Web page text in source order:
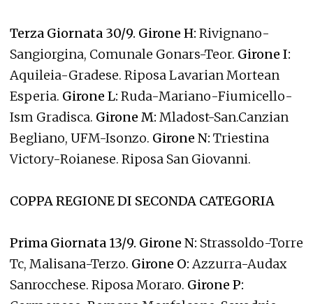
Terza Giornata 30/9. Girone H: Rivignano-
Sangiorgina, Comunale Gonars-Teor. Girone I:
Aquileia-Gradese. Riposa Lavarian Mortean
Esperia. Girone L: Ruda-Mariano-Fiumicello-
Ism Gradisca. Girone M: Mladost-San.Canzian
Begliano, UFM-Isonzo. Girone N: Triestina
Victory-Roianese. Riposa San Giovanni.
COPPA REGIONE DI SECONDA CATEGORIA
Prima Giornata 13/9. Girone N: Strassoldo-Torre
Tc, Malisana-Terzo. Girone O: Azzurra-Audax
Sanrocchese. Riposa Moraro. Girone P: